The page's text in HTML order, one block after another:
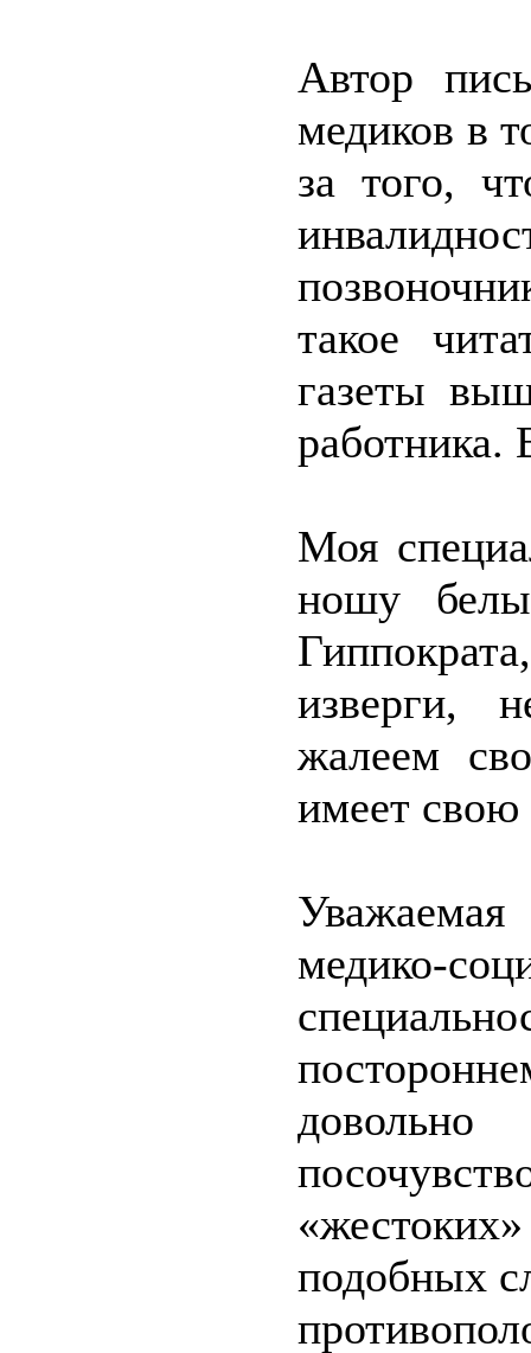
Автор
медиков в
за того,
такое
газеты
работника.
Моя
ношу
изверги,
жалеем
имеет свою
медико-
подобных